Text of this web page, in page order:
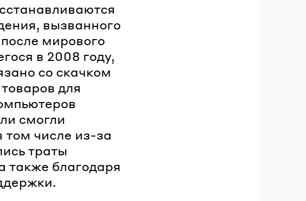
вызванного
мирового
в 2008 году,
со скачком
для
смогли
том числе из-за
траты
также благодаря